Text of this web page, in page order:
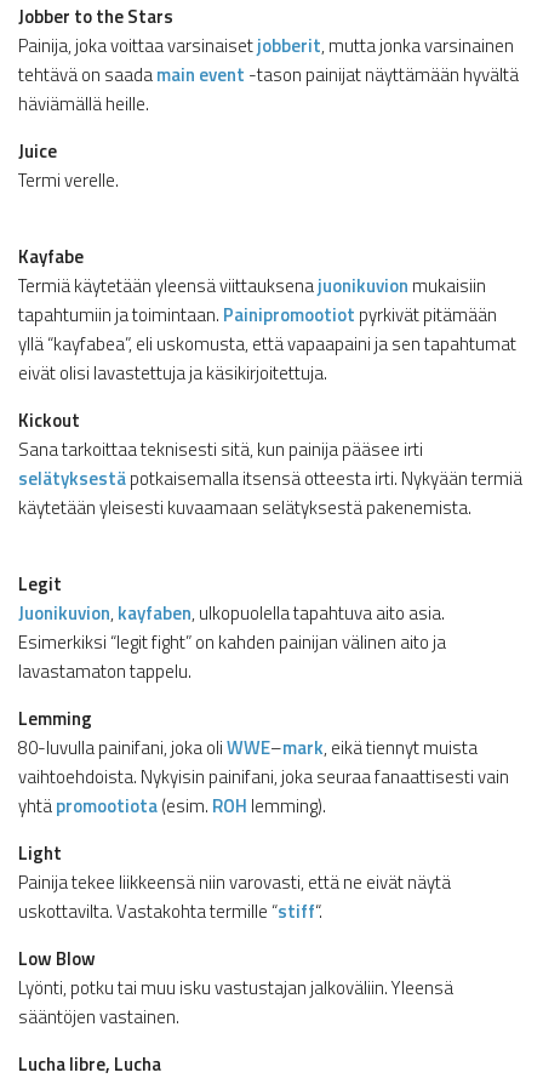
Jobber to the Stars
Painija, joka voittaa varsinaisetjobberit, mutta jonka varsinainen
tehtävä on saadamain event -tason painijat näyttämään hyvältä
häviämällä heille.
Juice
Termi verelle.
Kayfabe
Termiä käytetään yleensä viittauksenajuonikuvion mukaisiin
tapahtumiin ja toimintaan. Painipromootiot pyrkivät pitämään
yllä “kayfabea”, eli uskomusta, että vapaapaini ja sen tapahtumat
eivät olisi lavastettuja ja käsikirjoitettuja.
Kickout
Sana tarkoittaa teknisesti sitä, kun painija pääsee irti
selätyksestäpotkaisemalla itsensä otteesta irti. Nykyään termiä
käytetään yleisesti kuvaamaan selätyksestä pakenemista.
Legit
Juonikuvion, kayfaben, ulkopuolella tapahtuva aito asia.
Esimerkiksi “legit fight” on kahden painijan välinen aito ja
lavastamaton tappelu.
Lemming
80-luvulla painifani, joka oliWWE–mark, eikä tiennyt muista
vaihtoehdoista. Nykyisin painifani, joka seuraa fanaattisesti vain
yhtäpromootiota(esim. ROH lemming).
Light
Painija tekee liikkeensä niin varovasti, että ne eivät näytä
uskottavilta. Vastakohta termille “stiff“.
Low Blow
Lyönti, potku tai muu isku vastustajan jalkoväliin. Yleensä
sääntöjen vastainen.
Lucha libre, Lucha